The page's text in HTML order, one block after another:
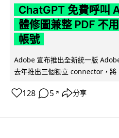
ChatGPT 免費呼叫
體修圖兼整 PDF 不
帳號
Adobe 宣布推出全新統一版
去年推出三個獨立 connector，
128 5 ↗ 分享